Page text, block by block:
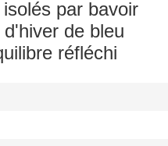
par bavoir
de bleu
réfléchi